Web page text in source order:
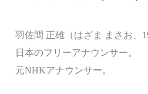
羽佐間 正雄（はざま まさお、
日本のフリーアナウンサー。
元NHKアナウンサー。